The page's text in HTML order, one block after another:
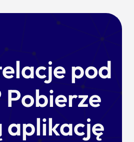
pod
aplikację